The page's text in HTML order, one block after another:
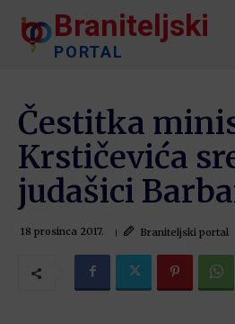
Braniteljski
PORTAL
Čestitka
Krstičevića
judašici
18 prosinca 2017. Braniteljski portal